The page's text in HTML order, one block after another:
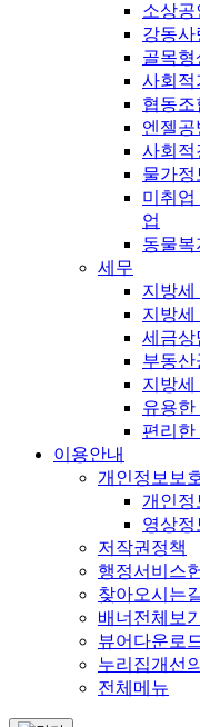
소상공
강동사
골목
사회적
협동조
엔젤공
사회적
물가정
미취
업
동물복
세무
지방세
지방세
세금상
부동
지방세
유용한
편리한
이용안내
개인정보보
개인정
영상정
저작권정책
행정서비스
찾아오시는
배너전체보기
뷰어다운로
누리집개선
전체메뉴